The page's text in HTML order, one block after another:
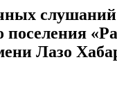
слушаний
поселения
Лазо